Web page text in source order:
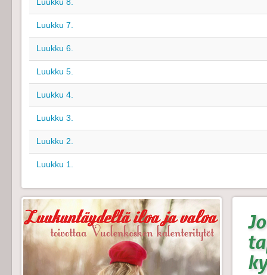
Luukku 7.
Luukku 6.
Luukku 5.
Luukku 4.
Luukku 3.
Luukku 2.
Luukku 1.